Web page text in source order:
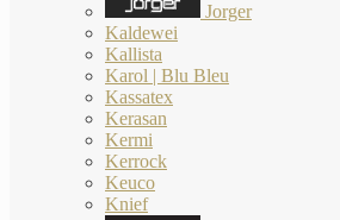
Jorger
Kaldewei
Kallista
Karol | Blu Bleu
Kassatex
Kerasan
Kermi
Kerrock
Keuco
Knief